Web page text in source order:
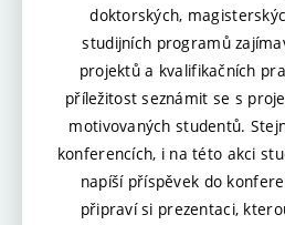
doktorských,
studijních programů
projektů a kvalifikačních
příležitost seznámit se s
motivovaných studentů.
konferencích, i na této akci
napíší příspěvek do
připraví si prezentaci,